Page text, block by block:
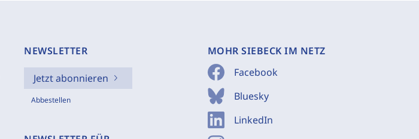
NEWSLETTER
Jetzt abonnieren
Abbestellen
MOHR SIEBECK IM NETZ
Facebook
Bluesky
LinkedIn